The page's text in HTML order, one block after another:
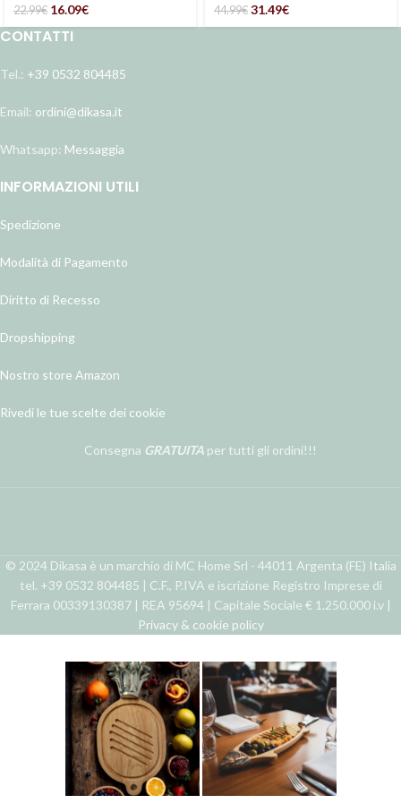
22.99€ 16.09€ 44.99€ 31.49€
CONTATTI
Tel.: +39 0532 804485
Email: ordini@dikasa.it
Whatsapp: Messaggia
INFORMAZIONI UTILI
Spedizione
Modalità di Pagamento
Diritto di Recesso
Dropshipping
Nostro store Amazon
Rivedi le tue scelte dei cookie
Consegna GRATUITA per tutti gli ordini!!!
© 2024 Dikasa è un marchio di MC Home Srl - 44011 Argenta (FE) Italia
tel. +39 0532 804485 | C.F., P.IVA e iscrizione Registro Imprese di
Ferrara 00339130387 | REA 95694 | Capitale Sociale € 1.250.000 i.v |
Privacy & cookie policy